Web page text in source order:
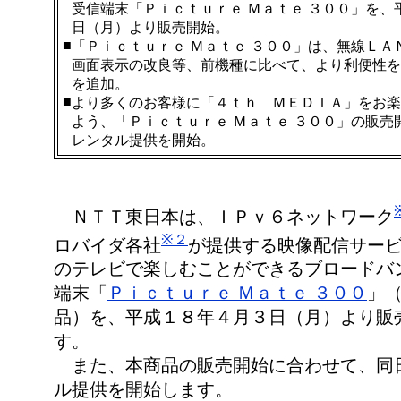
受信端末「Ｐｉｃｔｕｒｅ Ｍａｔｅ ３００」を、
日（月）より販売開始。
■ 「Ｐｉｃｔｕｒｅ Ｍａｔｅ ３００」は、無線ＬＡ
画面表示の改良等、前機種に比べて、より利便性
を追加。
■より多くのお客様に「４ｔｈ ＭＥＤＩＡ」をお
よう、「Ｐｉｃｔｕｒｅ Ｍａｔｅ ３００」の販売
レンタル提供を開始。
ＮＴＴ東日本は、ＩＰｖ６ネットワーク
ロバイダ各社※２ が提供する映像配信サー
のテレビで楽しむことができるブロードバ
端末「 Ｐｉｃｔｕｒｅ Ｍａｔｅ ３００ 」
品）を、平成１８年４月３日（月）より販
す。
また、本商品の販売開始に合わせて、同
ル提供を開始します。